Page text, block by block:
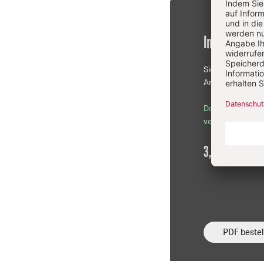
Im Einzelkauf
Sie erhalten
Artikel als PDF-
Download sofort
verfügbar
3,90 €
PDF